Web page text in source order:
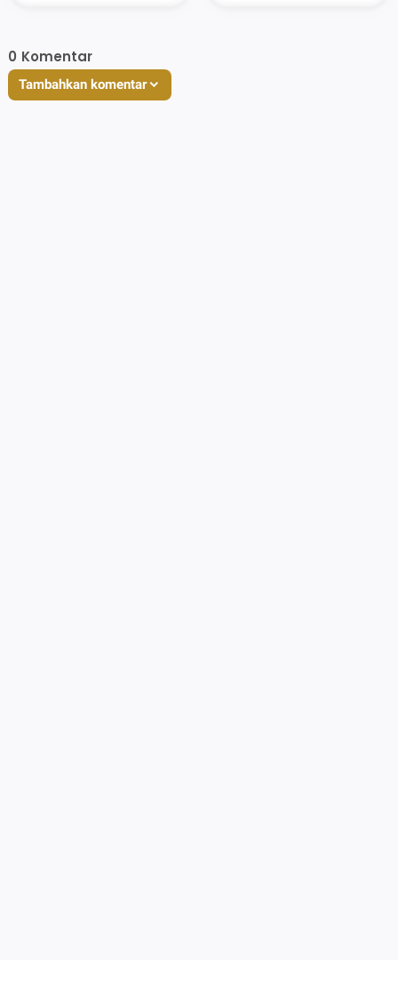
0 Komentar
Tambahkan komentar